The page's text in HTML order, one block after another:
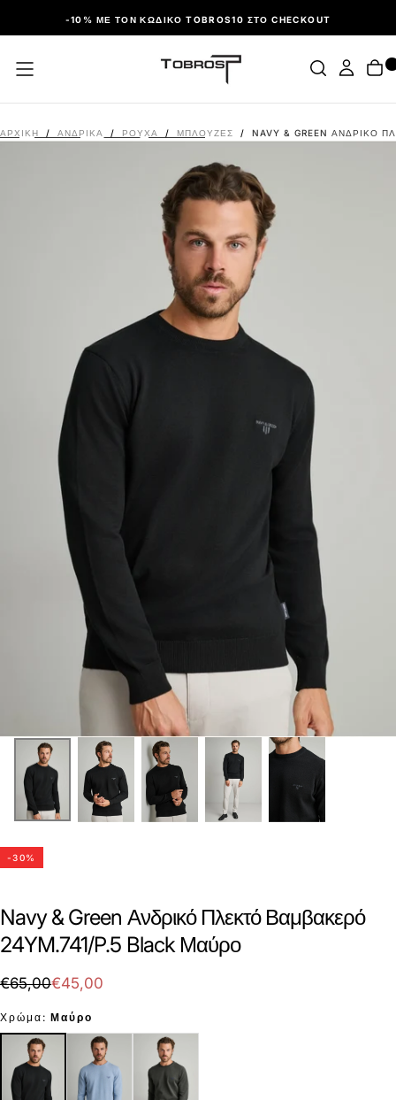
ΠΑΡΆΛΕΙΨΗ-10% ΜΕ ΤΟΝ ΚΩΔΙΚΌ TOBROS10 ΣΤΟ CHECKOUT
ΑΡΧΙΚΉ / ΑΝΔΡΙΚΑ / ΡΟΎΧΑ / ΜΠΛΟΎΖΕΣ / NAVY & GREEN ΑΝΔΡΙΚΌ
-30%
Navy & Green Ανδρικό Πλεκτό Βαμβακερό
24YM.741/P.5 Black Μαύρο
€45,00
Τιμή
€65,00Τιμή
έκπτωση
€45,00
Χρώμα: Μαύρο